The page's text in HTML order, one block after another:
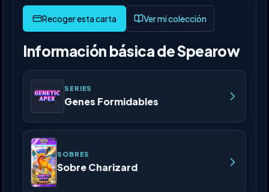
Ver mi colección
Información básica de Spearow
SERIES
Genes Formidables
SOBRES
Sobre Charizard